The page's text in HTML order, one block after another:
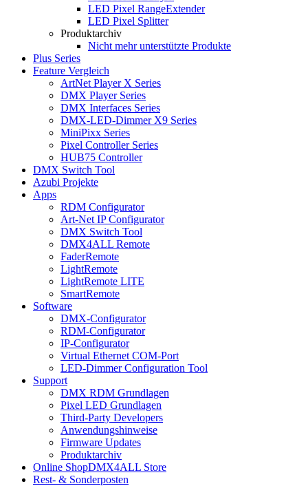
LED Pixel RangeExtender
LED Pixel Splitter
Produktarchiv
Nicht mehr unterstützte Produkte
Plus Series
Feature Vergleich
ArtNet Player X Series
DMX Player Series
DMX Interfaces Series
DMX-LED-Dimmer X9 Series
MiniPixx Series
Pixel Controller Series
HUB75 Controller
DMX Switch Tool
Azubi Projekte
Apps
RDM Configurator
Art-Net IP Configurator
DMX Switch Tool
DMX4ALL Remote
FaderRemote
LightRemote
LightRemote LITE
SmartRemote
Software
DMX-Configurator
RDM-Configurator
IP-Configurator
Virtual Ethernet COM-Port
LED-Dimmer Configuration Tool
Support
DMX RDM Grundlagen
Pixel LED Grundlagen
Third-Party Developers
Anwendungshinweise
Firmware Updates
Produktarchiv
Online ShopDMX4ALL Store
Rest- & Sonderposten